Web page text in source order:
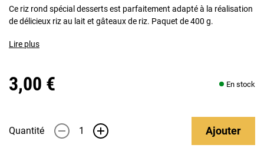
Ce riz rond spécial desserts est parfaitement adapté à la réalisation
de délicieux riz au lait et gâteaux de riz. Paquet de 400 g.
Lire plus
3,00 € En stock
Quantité - + Ajouter